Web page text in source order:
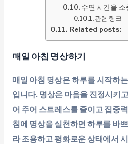
수면 시간을 소
관련 링크
Related posts:
매일 아침 명상하기
매일 아침 명상은 하루를 시작하
입니다. 명상은 마음을 진정시키
어 주어 스트레스를 줄이고 집중
침에 명상을 실천하면 하루를 바
라 조용하고 평화로운 상태에서